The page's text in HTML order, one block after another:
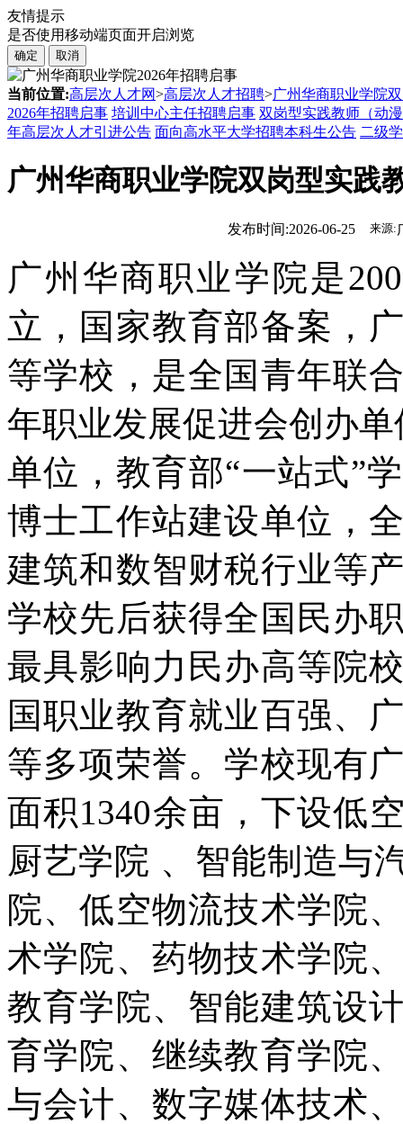
友情提示
是否使用移动端页面开启浏览
确定 取消
当前位置:高层次人才网>高层次人才招聘>广州华商职业学院
2026年招聘启事 培训中心主任招聘启事 双岗型实践教师（动
年高层次人才引进公告 面向高水平大学招聘本科生公告 二级
广州华商职业学院双岗型实践
发布时间:2026-06-25 来源:
广州华商职业学院是
立，国家教育部备案，
等学校，是全国青年联
年职业发展促进会创办
单位，教育部“一站式”
博士工作站建设单位，
建筑和数智财税行业等
学校先后获得全国民办
最具影响力民办高等院
国职业教育就业百强、
等多项荣誉。学校现有
面积1340余亩，下设低
厨艺学院 、智能制造与
院、低空物流技术学院
术学院、药物技术学院
教育学院、智能建筑设
育学院、继续教育学院
与会计、数字媒体技术